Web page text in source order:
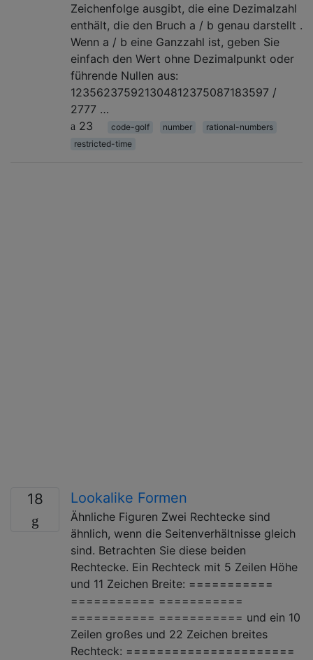
Zeichenfolge ausgibt, die eine Dezimalzahl
enthält, die den Bruch a / b genau darstellt .
Wenn a / b eine Ganzzahl ist, geben Sie
einfach den Wert ohne Dezimalpunkt oder
führende Nullen aus:
123562375921304812375087183597 /
2777 …
23
code-golf number
rational-numbers
restricted-time
18 Lookalike Formen
Ähnliche Figuren Zwei Rechtecke sind
ähnlich, wenn die Seitenverhältnisse gleich
sind. Betrachten Sie diese beiden
Rechtecke. Ein Rechteck mit 5 Zeilen Höhe
und 11 Zeichen Breite: ===========
=========== ===========
=========== =========== und ein 10
Zeilen großes und 22 Zeichen breites
Rechteck: ======================